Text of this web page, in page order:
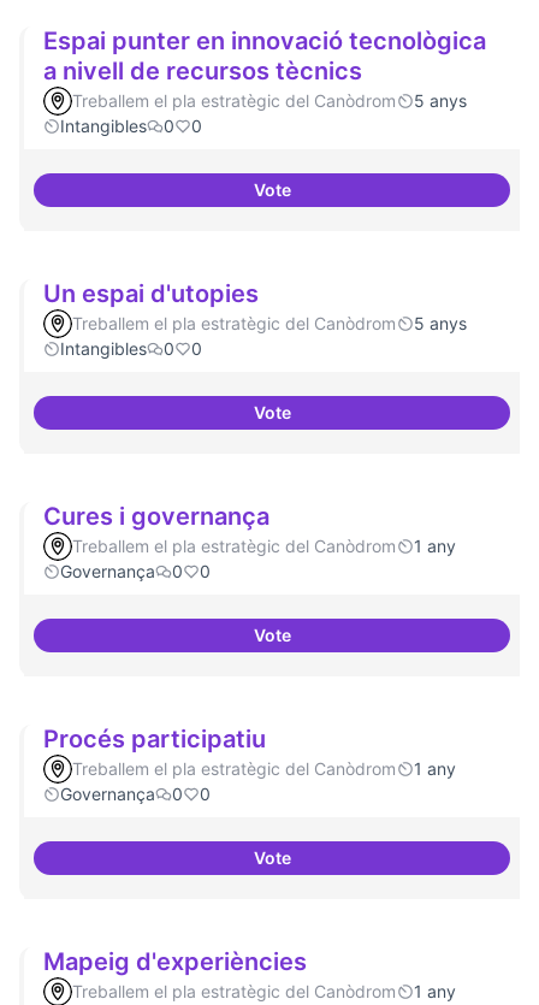
Espai punter en innovació tecnològica
a nivell de recursos tècnics
Treballem el pla estratègic del Canòdrom
5 anys
Intangibles
0 0
VoteEspai punter en innovació
Un espai d'utopies
Treballem el pla estratègic del Canòdrom
5 anys
Intangibles
0 0
VoteUn espai d'utopies
Cures i governança
Treballem el pla estratègic del Canòdrom
1 any
Governança
0 0
VoteCures i governança
Procés participatiu
Treballem el pla estratègic del Canòdrom
1 any
Governança
0 0
VoteProcés participatiu
Mapeig d'experiències
Treballem el pla estratègic del Canòdrom
1 any